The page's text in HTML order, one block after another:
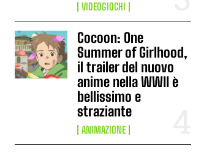
VIDEOGIOCHI
Cocoon: One
Summer of Girlhood,
il trailer del nuovo
anime nella WWII è
bellissimo e
straziante
ANIMAZIONE